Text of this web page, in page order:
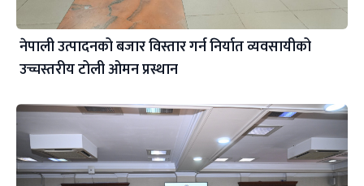
नेपाली उत्पादनको बजार विस्तार गर्न निर्यात व्यवसायीको
उच्चस्तरीय टोली ओमन प्रस्थान